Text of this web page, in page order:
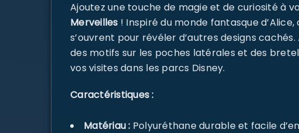
Ajoutez une touche de magie et de curiosité à
Merveilles ! Inspiré du monde fantasque
s’ouvrent pour révéler d’autres designs
des motifs sur les poches latérales et des
vos visites dans les parcs Disney.
Caractéristiques :
Matériau : Polyuréthane durable et facile